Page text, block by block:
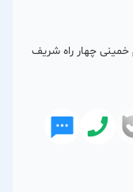
خمینی چهار راه شریف